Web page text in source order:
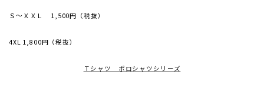
Ｓ～ＸＸＬ 1,500円（税抜）
4XL 1,800円（税抜）
Ｔシャツ ポロシャツシリーズ